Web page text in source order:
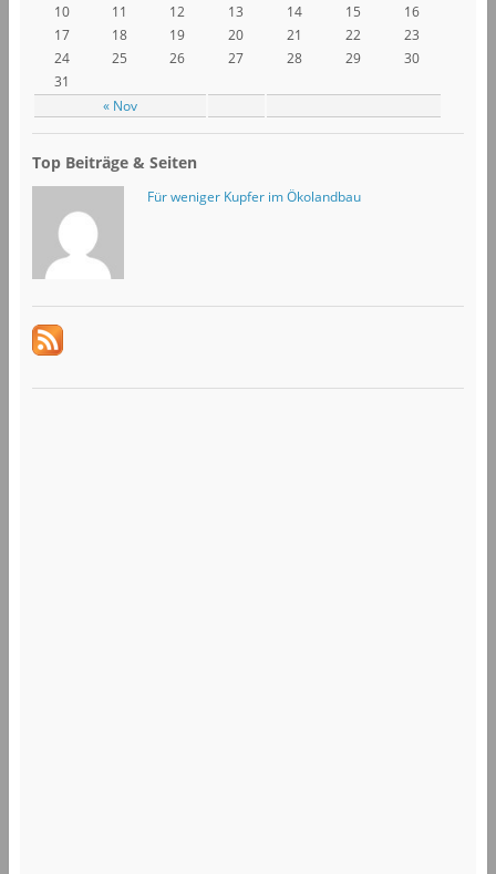
« Nov
10
11 12 13 14 15
16
17
18 19 20 21 22
23
24
25 26 27 28 29
30
31
Top Beiträge & Seiten
Für weniger Kupfer im Ökolandbau